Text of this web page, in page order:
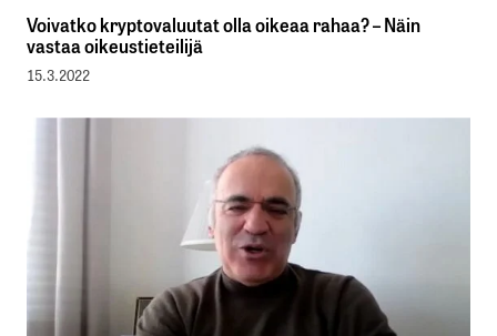
Voivatko kryptovaluutat olla oikeaa rahaa? – Näin
vastaa oikeustieteilijä
15.3.2022